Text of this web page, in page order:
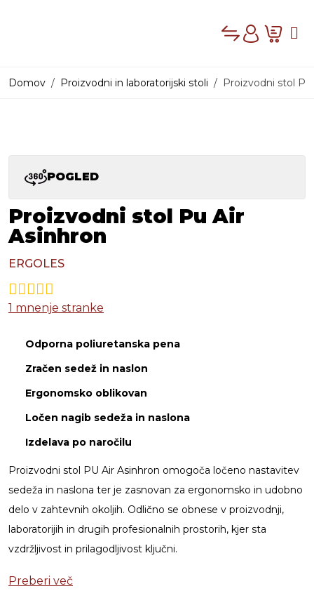
Compare
Cart
Domov Proizvodni in laboratorijski stoli Proizvodni stol
POGLED
Proizvodni stol Pu Air
Asinhron
ERGOLES
1 mnenje stranke
Odporna poliuretanska pena
Zračen sedež in naslon
Ergonomsko oblikovan
Ločen nagib sedeža in naslona
Izdelava po naročilu
Proizvodni stol PU Air Asinhron omogoča ločeno nastavitev
sedeža in naslona ter je zasnovan za ergonomsko in udobno
delo v zahtevnih okoljih. Odlično se obnese v proizvodnji,
laboratorijih in drugih profesionalnih prostorih, kjer sta
vzdržljivost in prilagodljivost ključni.
Preberi več